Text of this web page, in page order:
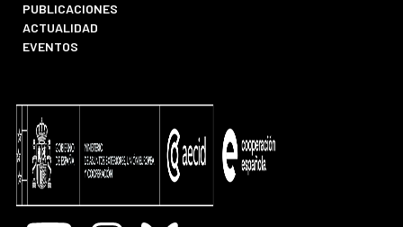
PUBLICACIONES
ACTUALIDAD
EVENTOS